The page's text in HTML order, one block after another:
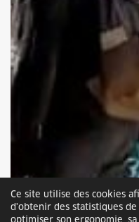
Ce site utilise des cookies
d'obtenir des statistiques
optimiser son ergonomie,